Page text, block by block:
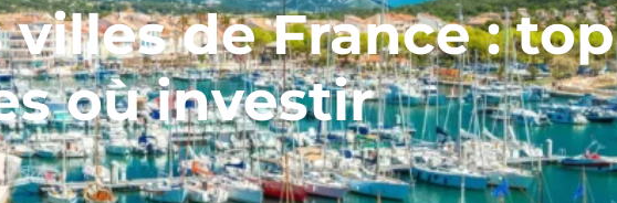
de France : top
où investir